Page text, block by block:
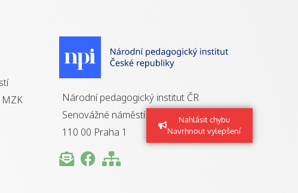
Nahlásit chybu
Navrhnout vylepšení
má získání
MZK
Národní pedagogický institut ČR
Senovážné náměstí 25
110 00 Praha 1